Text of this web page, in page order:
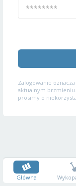
Zalogowanie
aktualnym brzmieniu.
prosimy o
Główna